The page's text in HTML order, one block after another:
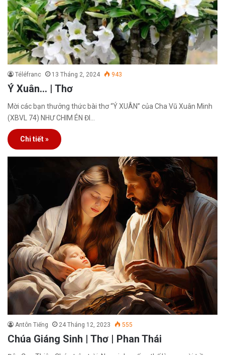
Téléfranc 13 Tháng 2, 2024 943
Ý Xuân… | Thơ
Mời các bạn thưởng thức bài thơ “Ý XUÂN” của Cha Vũ Xuân Minh
(XBVL 74) NHƯ CHIM ÉN ĐI…
Chi tiết »
Antôn Tiếng 24 Tháng 12, 2023 555
Chúa Giáng Sinh | Thơ | Phan Thái